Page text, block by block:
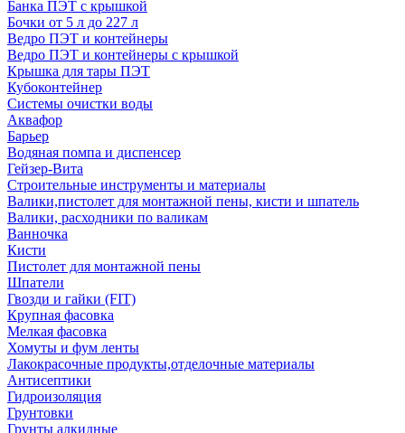
Банка ПЭТ с крышкой
Бочки от 5 л до 227 л
Ведро ПЭТ и контейнеры
Ведро ПЭТ и контейнеры с крышкой
Крышка для тары ПЭТ
Кубоконтейнер
Системы очистки воды
Аквафор
Барьер
Водяная помпа и диспенсер
Гейзер-Вита
Строительные инструменты и материалы
Валики,пистолет для монтажной пены, кисти и шпатель
Валики, расходники по валикам
Ванночка
Кисти
Пистолет для монтажной пены
Шпатели
Гвозди и гайки (FIT)
Крупная фасовка
Мелкая фасовка
Хомуты и фум ленты
Лакокрасочные продукты,отделочные материалы
Антисептики
Гидроизоляция
Грунтовки
Грунты алкидные